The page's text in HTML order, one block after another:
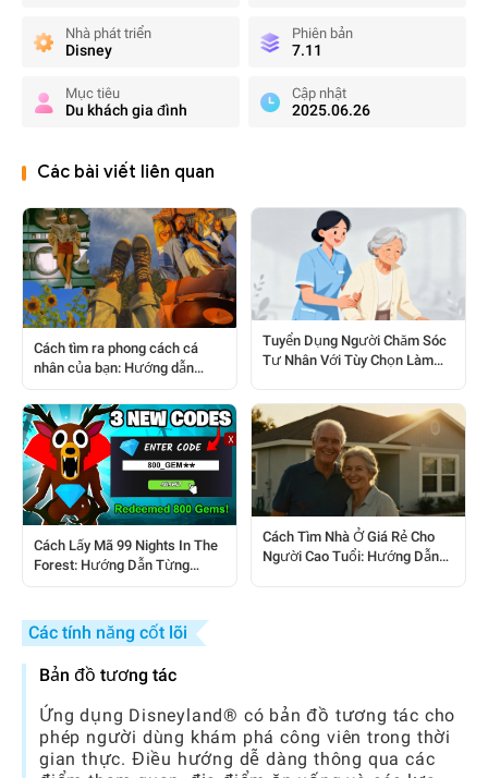
Nhà phát triển
Disney
Phiên bản
7.11
Mục tiêu
Du khách gia đình
Cập nhật
2025.06.26
Các bài viết liên quan
Cách tìm ra phong cách cá
nhân của bạn: Hướng dẫn
Tuyển Dụng Người Chăm Sóc
Tư Nhân Với Tùy Chọn Làm
Điều Dưỡng
Cách Lấy Mã 99 Nights In The
Forest: Hướng Dẫn Từng
Cách Tìm Nhà Ở Giá Rẻ Cho
Người Cao Tuổi: Hướng Dẫn
Các tính năng cốt lõi
Bản đồ tương tác
Ứng dụng Disneyland® có bản đồ tương tác cho
phép người dùng khám phá công viên trong thời
gian thực. Điều hướng dễ dàng thông qua các